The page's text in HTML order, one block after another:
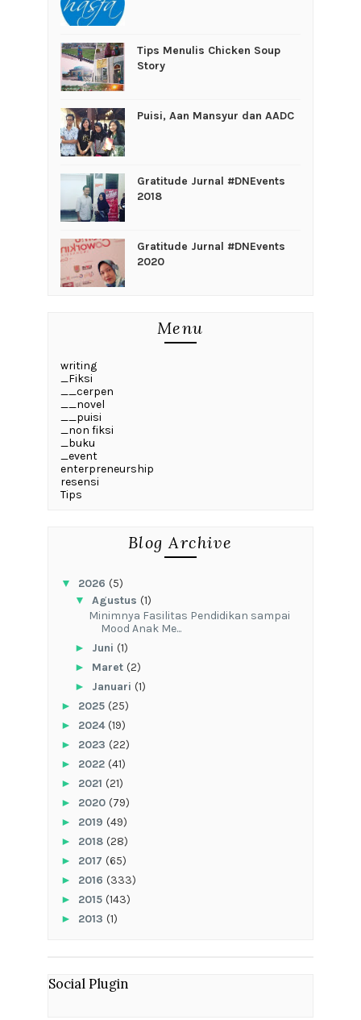
Tips Menulis Chicken Soup
Story
Puisi, Aan Mansyur dan AADC
Gratitude Jurnal #DNEvents
2018
Gratitude Jurnal #DNEvents
2020
Menu
writing
_Fiksi
__cerpen
__novel
__puisi
_non fiksi
_buku
_event
enterpreneurship
resensi
Tips
Blog Archive
▼ 2026 (5)
▼ Agustus (1)
‎Minimnya Fasilitas Pendidikan sampai
Mood Anak Me...
► Juni (1)
► Maret (2)
► Januari (1)
► 2025 (25)
► 2024(19)
► 2023 (22)
► 2022 (41)
► 2021 (21)
► 2020 (79)
► 2019 (49)
► 2018 (28)
► 2017 (65)
► 2016 (333)
► 2015 (143)
► 2013 (1)
Social Plugin